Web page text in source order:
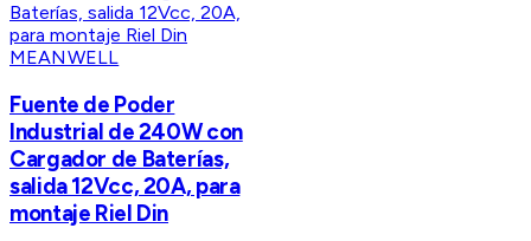
MEANWELL
Fuente de Poder
Industrial de 240W con
Cargador de Baterías,
salida 12Vcc, 20A, para
montaje Riel Din